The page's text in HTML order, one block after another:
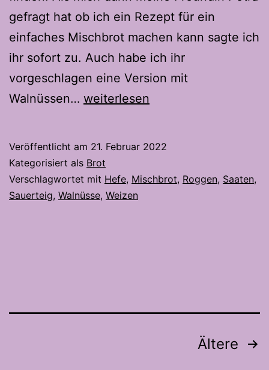
gefragt hat ob ich ein Rezept für ein
einfaches Mischbrot machen kann sagte ich
ihr sofort zu. Auch habe ich ihr
vorgeschlagen eine Version mit
Walnüssen… Easy-
weiterlesen
Veröffentlicht am 21. Februar 2022
Kategorisiert als Brot
Verschlagwortet mit Hefe, Mischbrot, Roggen, Saaten,
Sauerteig, Walnüsse, Weizen
Seitennummerierung
Ältere